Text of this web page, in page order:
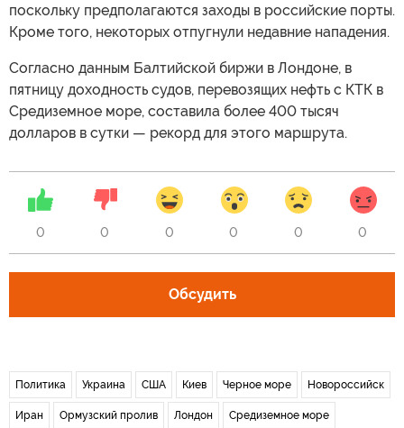
поскольку предполагаются заходы в российские порты.
Кроме того, некоторых отпугнули недавние нападения.
Согласно данным Балтийской биржи в Лондоне, в
пятницу доходность судов, перевозящих нефть с КТК в
Средиземное море, составила более 400 тысяч
долларов в сутки — рекорд для этого маршрута.
0 0 0 0 0 0
Обсудить
Политика Украина США Киев Черное море Новороссийск
Иран Ормузский пролив Лондон Средиземное море